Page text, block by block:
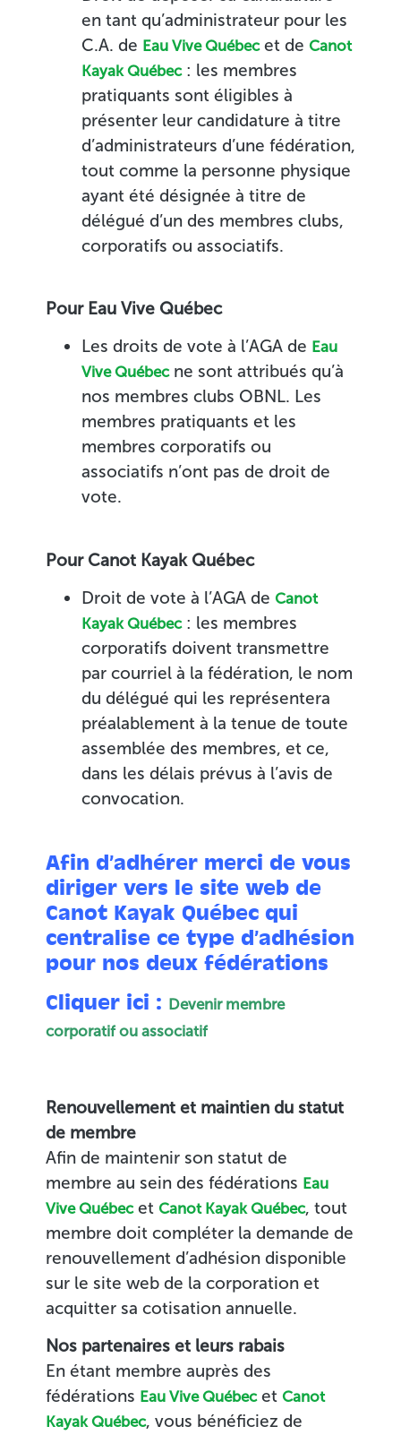
en tant qu’administrateur pour les
C.A. de Eau Vive Québecet de Canot
Kayak Québec: les membres
pratiquants sont éligibles à
présenter leur candidature à titre
d’administrateurs d’une fédération,
tout comme la personne physique
ayant été désignée à titre de
délégué d’un des membres clubs,
corporatifs ou associatifs.
Pour Eau Vive Québec
Les droits de vote à l’AGA de Eau
Vive Québecne sont attribués qu’à
nos membres clubs OBNL. Les
membres pratiquants et les
membres corporatifs ou
associatifs n’ont pas de droit de
vote.
Pour Canot Kayak Québec
Droit de vote à l’AGA de Canot
Kayak Québec: les membres
corporatifs doivent transmettre
par courriel à la fédération, le nom
du délégué qui les représentera
préalablement à la tenue de toute
assemblée des membres, et ce,
dans les délais prévus à l’avis de
convocation.
Afin d’adhérer merci de vous
diriger vers le site web de
Canot Kayak Québec qui
centralise ce type d’adhésion
pour nos deux fédérations
Cliquer ici : Devenir membre
corporatif ou associatif
Renouvellement et maintien du statut
de membre
Afin de maintenir son statut de
membre au sein des fédérations Eau
Vive Québecet Canot Kayak Québec, tout
membre doit compléter la demande de
renouvellement d’adhésion disponible
sur le site web de la corporation et
acquitter sa cotisation annuelle.
Nos partenaires et leurs rabais
En étant membre auprès des
fédérations Eau Vive Québecet Canot
Kayak Québec, vous bénéficiez de